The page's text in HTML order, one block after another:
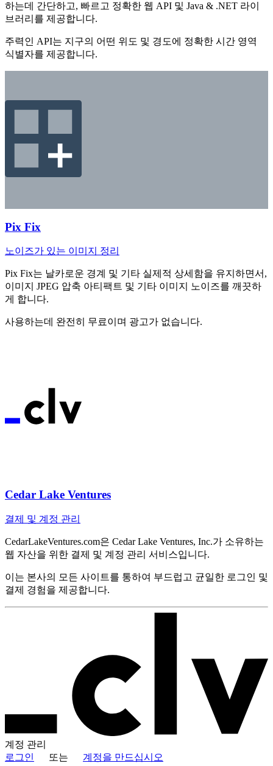
하는데 간단하고, 빠르고 정확한 웹 API 및 Java & .NET 라이
브러리를 제공합니다.
주력인 API는 지구의 어떤 위도 및 경도에 정확한 시간 영역
식별자를 제공합니다.
Pix Fix
노이즈가 있는 이미지 정리
Pix Fix는 날카로운 경계 및 기타 실제적 상세함을 유지하면서,
이미지 JPEG 압축 아티팩트 및 기타 이미지 노이즈를 깨끗하
게 합니다.
사용하는데 완전히 무료이며 광고가 없습니다.
Cedar Lake Ventures
결제 및 계정 관리
CedarLakeVentures.com은 Cedar Lake Ventures, Inc.가 소유하는
웹 자산을 위한 결제 및 계정 관리 서비스입니다.
이는 본사의 모든 사이트를 통하여 부드럽고 균일한 로그인 및
결제 경험을 제공합니다.
계정 관리
로그인
또는 계정을 만드십시오